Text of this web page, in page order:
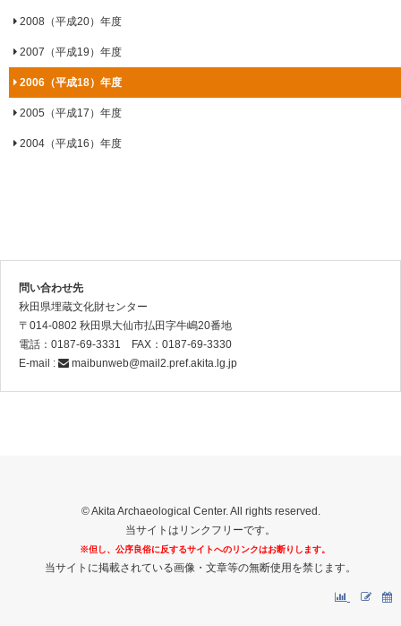
2008（平成20）年度
2007（平成19）年度
2006（平成18）年度
2005（平成17）年度
2004（平成16）年度
問い合わせ先
秋田県埋蔵文化財センター
〒014-0802 秋田県大仙市払田字牛嶋20番地
電話：0187-69-3331 FAX：0187-69-3330
E-mail :
maibunweb@mail2.pref.akita.lg.jp
© Akita Archaeological Center. All rights reserved.
当サイトはリンクフリーです。
※但し、公序良俗に反するサイトへのリンクはお断りします。
当サイトに掲載されている画像・文章等の無断使用を禁じます。